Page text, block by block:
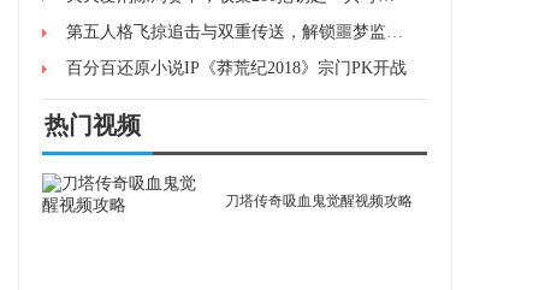
第五人格飞掠追击与双重传送，解锁噩梦监管者的高阶操作技巧
百分百还原小说IP《莽荒纪2018》宗门PK开战
热门视频
刀塔传奇吸血鬼觉醒视频攻略